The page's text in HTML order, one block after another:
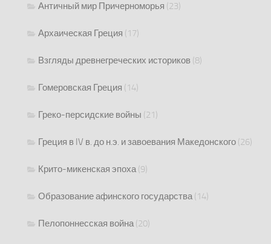
Античный мир Причерноморья (23)
Архаическая Греция (17)
Взгляды древнегреческих историков (8)
Гомеровская Греция (14)
Греко-персидские войны (21)
Греция в IV в. до н.э. и завоевания Македонского (26)
Крито-микенская эпоха(9)
Образование афинского государства(14)
Пелопоннесская война(20)